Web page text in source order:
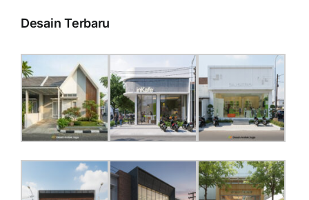
Desain Terbaru